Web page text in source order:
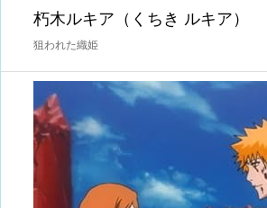
朽木ルキア（くちき ルキア）
狙われた織姫